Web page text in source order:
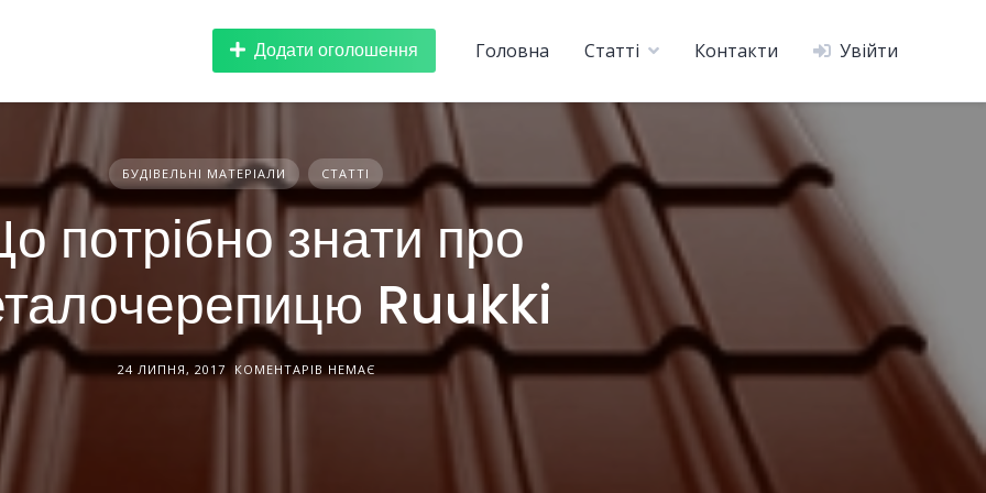
Головна Статті Контакти Увійти
Додати оголошення
БУДІВЕЛЬНІ МАТЕРІАЛИ СТАТТІ
потрібно знати про
Ruukki
24 ЛИПНЯ, 2017 КОМЕНТАРІВ НЕМАЄ